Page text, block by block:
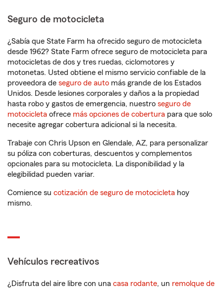
Seguro de motocicleta
¿Sabía que State Farm ha ofrecido seguro de motocicleta
desde 1962? State Farm ofrece seguro de motocicleta para
motocicletas de dos y tres ruedas, ciclomotores y
motonetas. Usted obtiene el mismo servicio confiable de la
proveedora de seguro de auto más grande de los Estados
Unidos. Desde lesiones corporales y daños a la propiedad
hasta robo y gastos de emergencia, nuestro seguro de
motocicleta ofrece más opciones de cobertura para que solo
necesite agregar cobertura adicional si la necesita.
Trabaje con Chris Upson en Glendale, AZ, para personalizar
su póliza con coberturas, descuentos y complementos
opcionales para su motocicleta. La disponibilidad y la
elegibilidad pueden variar.
Comience su cotización de seguro de motocicleta hoy
mismo.
Vehículos recreativos
¿Disfruta del aire libre con una casa rodante, un remolque de